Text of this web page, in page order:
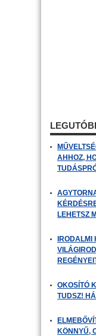
AHHOZ,
LEHETSZ
OKOSÍTÓ
TUDSZ!
KÖNNYŰ,